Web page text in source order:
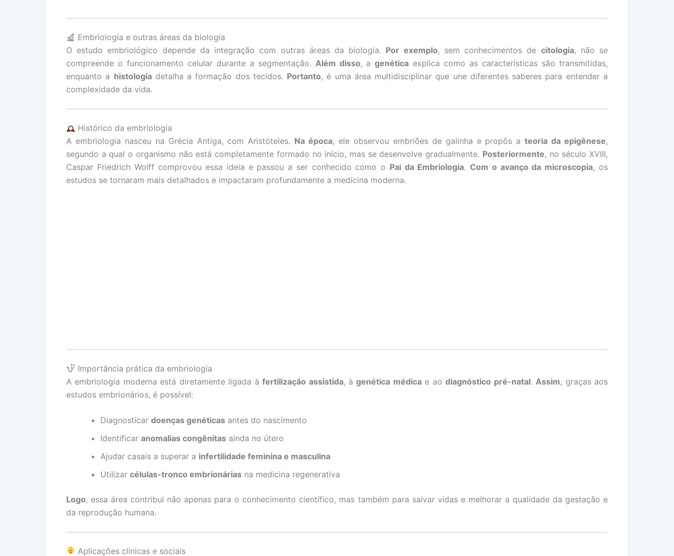
Embriologia e outras áreas da biologia
O estudo embriológico depende da integração com outras áreas da biologia. Por exemplo, sem conhecimentos de citologia, não se
compreende o funcionamento celular durante a segmentação. Além disso, agenética explica como as características são transmitidas,
enquanto a histologiadetalha a formação dos tecidos. Portanto, é uma área multidisciplinar que une diferentes saberes para entender a
complexidade da vida.
Histórico da embriologia
A embriologia nasceu na Grécia Antiga, com Aristóteles. Na época, ele observou embriões de galinha e propôs ateoria da epigênese,
segundo a qual o organismo não está completamente formado no início, mas se desenvolve gradualmente. Posteriormente, no século XVIII,
Caspar Friedrich Wolff comprovou essa ideia e passou a ser conhecido como o Pai da Embriologia. Com o avanço da microscopia, os
estudos se tornaram mais detalhados e impactaram profundamente a medicina moderna.
Importância prática da embriologia
A embriologia moderna está diretamente ligada àfertilização assistida, àgenética médicae aodiagnóstico pré-natal. Assim, graças aos
estudos embrionários, é possível:
Diagnosticar doenças genéticas antes do nascimento
Identificar anomalias congênitas ainda no útero
Ajudar casais a superar a infertilidade feminina e masculina
Utilizar células-tronco embrionárias na medicina regenerativa
Logo, essa área contribui não apenas para o conhecimento científico, mas também para salvar vidas e melhorar a qualidade da gestação e
da reprodução humana.
Aplicações clínicas e sociais